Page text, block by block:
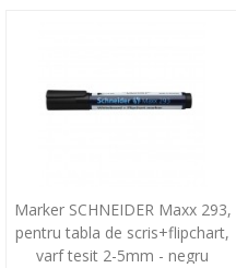
Marker SCHNEIDER Maxx 293,
pentru tabla de scris+flipchart,
varf tesit 2-5mm - negru